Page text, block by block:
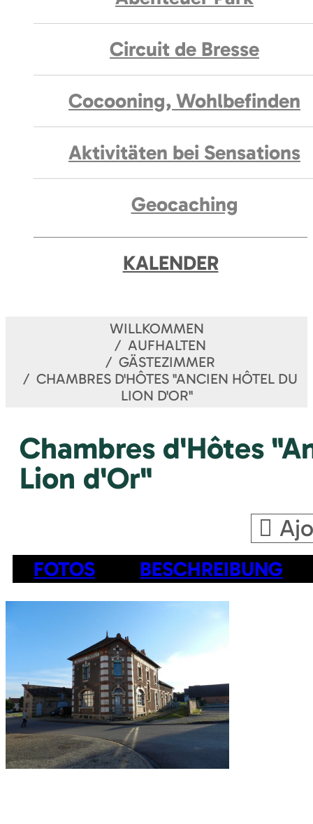
Circuit de Bresse
Cocooning, Wohlbefinden
Aktivitäten bei Sensations
Geocaching
KALENDER
WILLKOMMEN
AUFHALTEN
GÄSTEZIMMER
CHAMBRES D'HÔTES "ANCIEN HÔTEL DU
LION D'OR"
Chambres d'Hôtes
Lion d'Or"
FOTOS BESCHREIBUNG